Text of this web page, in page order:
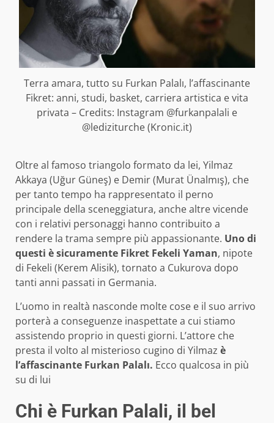
Terra amara, tutto su Furkan Palalı, l’affascinante
Fikret: anni, studi, basket, carriera artistica e vita
privata – Credits: Instagram @furkanpalali e
@lediziturche (Kronic.it)
Oltre al famoso triangolo formato da lei, Yilmaz
Akkaya (Uğur Güneş) e Demir (Murat Ünalmış), che
per tanto tempo ha rappresentato il perno
principale della sceneggiatura, anche altre vicende
con i relativi personaggi hanno contribuito a
rendere la trama sempre più appassionante. Uno di
questi è sicuramente Fikret Fekeli Yaman, nipote
di Fekeli (Kerem Alisik), tornato a Cukurova dopo
tanti anni passati in Germania.
L’uomo in realtà nasconde molte cose e il suo arrivo
porterà a conseguenze inaspettate a cui stiamo
assistendo proprio in questi giorni. L’attore che
presta il volto al misterioso cugino di Yilmaz è
l’affascinante Furkan Palalı. Ecco qualcosa in più
su di lui
Chi è Furkan Palali, il bel